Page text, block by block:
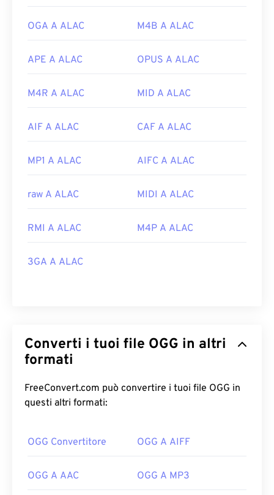
OGA A ALAC M4B A ALAC
APE A ALAC OPUS A ALAC
M4R A ALAC MID A ALAC
AIF A ALAC CAF A ALAC
MP1 A ALAC AIFC A ALAC
raw A ALAC MIDI A ALAC
RMI A ALAC M4P A ALAC
3GA A ALAC
Converti i tuoi file OGG in altri
formati
FreeConvert.com può convertire i tuoi file OGG in
questi altri formati:
OGG Convertitore OGG A AIFF
OGG A AAC OGG A MP3